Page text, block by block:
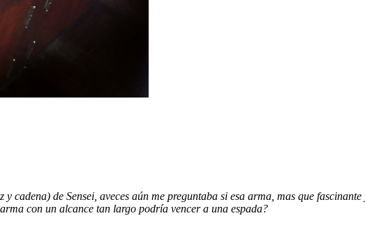
cadena) de Sensei, aveces aún me preguntaba si esa arma, mas que
con un alcance tan largo podría vencer a una espada?